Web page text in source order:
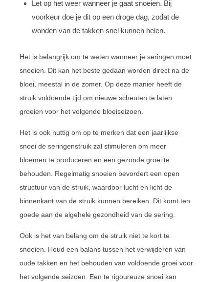
Let op het weer wanneer je gaat snoeien. Bij
voorkeur doe je dit op een droge dag, zodat de
wonden van de takken snel kunnen helen.
Het is belangrijk om te weten wanneer je seringen moet
snoeien. Dit kan het beste gedaan worden direct na de
bloei, meestal in de zomer. Op deze manier heeft de
struik voldoende tijd om nieuwe scheuten te laten
groeien voor het volgende bloeiseizoen.
Het is ook nuttig om op te merken dat een jaarlijkse
snoei de seringenstruik zal stimuleren om meer
bloemen te produceren en een gezonde groei te
behouden. Regelmatig snoeien bevordert een open
structuur van de struik, waardoor lucht en licht de
binnenkant van de struik kunnen bereiken. Dit komt ten
goede aan de algehele gezondheid van de sering.
Ook is het van belang om de struik niet te kort te
snoeien. Houd een balans tussen het verwijderen van
oude takken en het behouden van voldoende groei voor
het volgende seizoen. Een te rigoureuze snoei kan